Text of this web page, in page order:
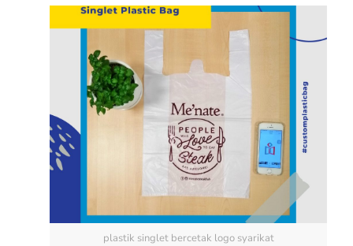
plastik singlet bercetak logo syarikat